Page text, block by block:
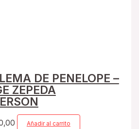
DE PENELOPE –
ZEPEDA
Añadir al carrito